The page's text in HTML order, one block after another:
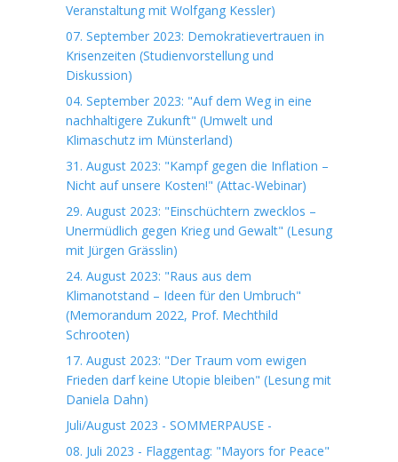
Veranstaltung mit Wolfgang Kessler)
07. September 2023: Demokratievertrauen in
Krisenzeiten (Studienvorstellung und
Diskussion)
04. September 2023: "Auf dem Weg in eine
nachhaltigere Zukunft" (Umwelt und
Klimaschutz im Münsterland)
31. August 2023: "Kampf gegen die Inflation –
Nicht auf unsere Kosten!" (Attac-Webinar)
29. August 2023: "Einschüchtern zwecklos –
Unermüdlich gegen Krieg und Gewalt" (Lesung
mit Jürgen Grässlin)
24. August 2023: "Raus aus dem
Klimanotstand – Ideen für den Umbruch"
(Memorandum 2022, Prof. Mechthild
Schrooten)
17. August 2023: "Der Traum vom ewigen
Frieden darf keine Utopie bleiben" (Lesung mit
Daniela Dahn)
Juli/August 2023 - SOMMERPAUSE -
08. Juli 2023 - Flaggentag: "Mayors for Peace"